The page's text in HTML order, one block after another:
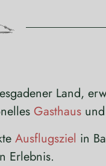
Land,
Gasthaus und
Ausflugsziel in
Erlebnis.